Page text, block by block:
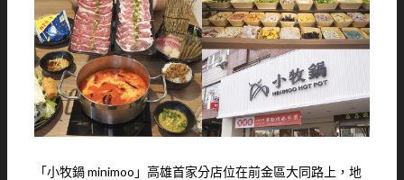
「小牧鍋 minimoo」高雄首家分店位在前金區大同路上，地